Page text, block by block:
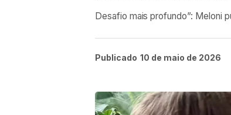
Desafio mais profundo”: Meloni
Publicado 10 de maio de 2026